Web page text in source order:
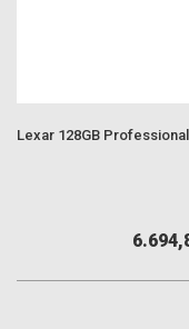
Lexar 128GB